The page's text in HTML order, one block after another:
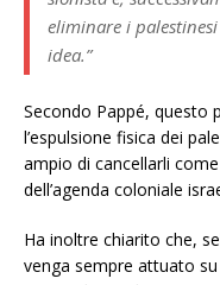
eliminare i
idea.”
Secondo Pappé, questo
l’espulsione fisica dei
ampio di cancellarli
dell’agenda coloniale
Ha inoltre chiarito che,
venga sempre attuato